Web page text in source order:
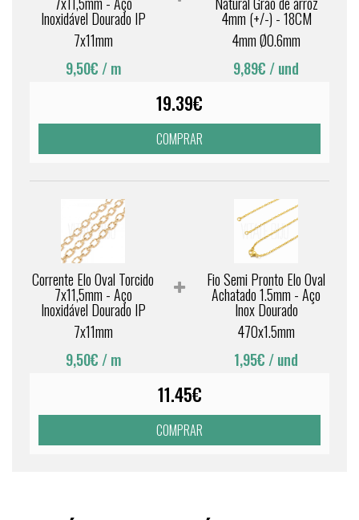
Inoxidável Dourado IP
7x11mm
9,50€ / m
4mm (+/-) - 18CM
4mm Ø0.6mm
9,89€ / und
19.39€
COMPRAR
Corrente Elo Oval Torcido
7x11,5mm - Aço
Inoxidável Dourado IP
7x11mm
9,50€ / m
Fio Semi Pronto Elo Oval
Achatado 1.5mm - Aço
Inox Dourado
470x1.5mm
1,95€ / und
11.45€
COMPRAR